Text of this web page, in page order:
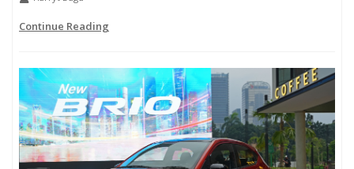
Continue Reading